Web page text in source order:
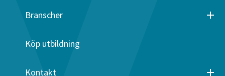
Branscher
Köp utbildning
Kontakt